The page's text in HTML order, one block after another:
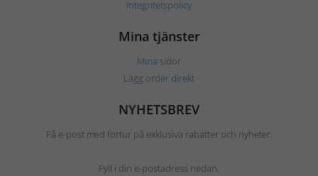
Integritetspolicy
Mina tjänster
Mina sidor
Lägg order direkt
NYHETSBREV
Få e-post med förtur på exklusiva rabatter och nyheter.
Fyll i din e-postadress nedan.